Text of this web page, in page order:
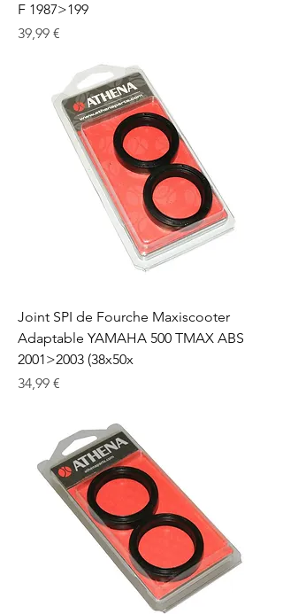
F 1987>199
Prix
39,99 €
Joint SPI de Fourche Maxiscooter
Adaptable YAMAHA 500 TMAX ABS
2001>2003 (38x50x
Prix
34,99 €